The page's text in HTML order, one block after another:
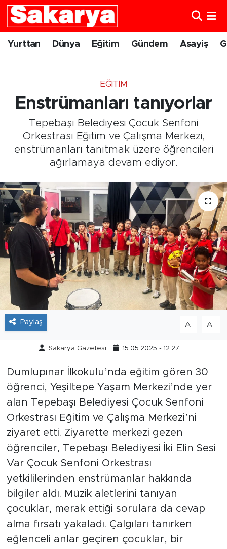
Yurttan Dünya Eğitim Gündem Asayiş
EĞITIM
Enstrümanları tanıyorlar
Tepebaşı Belediyesi Çocuk Senfoni
Orkestrası Eğitim ve Çalışma Merkezi,
enstrümanları tanıtmak üzere öğrencileri
ağırlamaya devam ediyor.
Paylaş A- A+
Sakarya Gazetesi 15.05.2025 - 12:27
Dumlupınar İlkokulu’nda eğitim gören 30
öğrenci, Yeşiltepe Yaşam Merkezi’nde yer
alan Tepebaşı Belediyesi Çocuk Senfoni
Orkestrası Eğitim ve Çalışma Merkezi’ni
ziyaret etti. Ziyarette merkezi gezen
öğrenciler, Tepebaşı Belediyesi İki Elin Sesi
Var Çocuk Senfoni Orkestrası
yetkililerinden enstrümanlar hakkında
bilgiler aldı. Müzik aletlerini tanıyan
çocuklar, merak ettiği sorulara da cevap
alma fırsatı yakaladı. Çalgıları tanırken
eğlenceli anlar geçiren çocuklar, bir
Yurttan
Eskişehirspor
Sağlık
Kültür Sanat
Tarihçe
Resmi İlanlar
Söyleşi
Foto Şaka
Teknoloji
Politika
Eskişehir Nöbetçi Eczaneler
Süper Lig Puan Durumu ve Fikstür
Tüm Manşetler
Son Dakika Haberleri
Haber Arşivi